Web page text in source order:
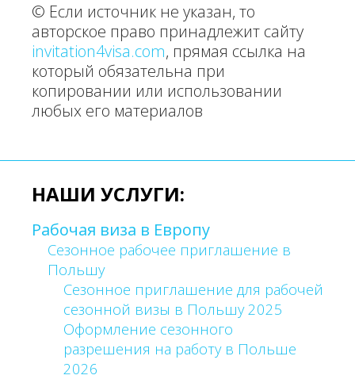
© Если источник не указан, то
авторское право принадлежит сайту
invitation4visa.com, прямая ссылка на
который обязательна при
копировании или использовании
любых его материалов
НАШИ УСЛУГИ:
Рабочая виза в Европу
Сезонное рабочее приглашение в
Польшу
Сезонное приглашение для рабочей
сезонной визы в Польшу 2025
Оформление сезонного
разрешения на работу в Польше
2026